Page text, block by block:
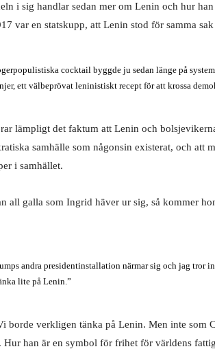
i sig handlar sedan mer om Lenin och hur
var en statskupp, att Lenin stod för samma
cocktail byggde ju sedan länge på
ett välbeprövat leninistiskt recept för att krossa
lämpligt det faktum att Lenin och
samhälle som någonsin existerat, och att
i samhället.
all galla som Ingrid häver ur sig, så kommer
andra presidentinstallation närmar sig och jag tror
lite på Lenin.”
borde verkligen tänka på Lenin. Men inte som
han är en symbol för frihet för världens